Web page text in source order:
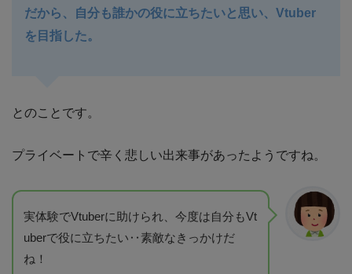
だから、自分も誰かの役に立ちたいと思い、Vtuber
を目指した。
とのことです。
プライベートで辛く悲しい出来事があったようですね。
実体験でVtuberに助けられ、今度は自分もVt
uberで役に立ちたい‥素敵なきっかけだ
ね！